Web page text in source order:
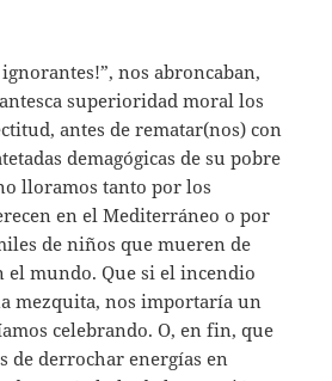
ignorantes!”, nos abroncaban,
superioridad moral los
antes de rematar(nos) con
demagógicas de su pobre
lloramos tanto por los
en el Mediterráneo o por
de niños que mueren de
el mundo. Que si el incendio
mezquita, nos importaría un
celebrando. O, en fin, que
de derrochar energías en